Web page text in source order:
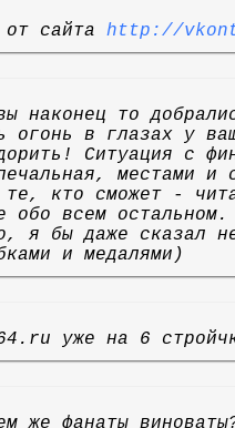
от сайта http://
наконец то
огонь в глазах у
Ситуация с
местами
кто сможет -
всем
я бы даже сказал
и медалями)
уже на 6
же фанаты